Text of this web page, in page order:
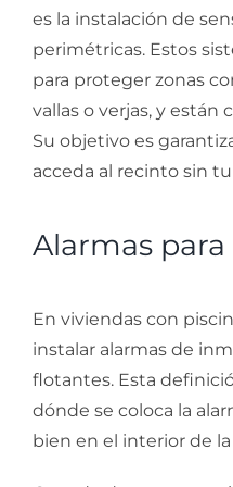
es la instalación de
perimétricas. Estos
para proteger zonas
vallas o verjas, y están
Su objetivo es
acceda al recinto sin
Alarmas para
En viviendas con
instalar alarmas de
flotantes. Esta
dónde se coloca la
bien en el interior de